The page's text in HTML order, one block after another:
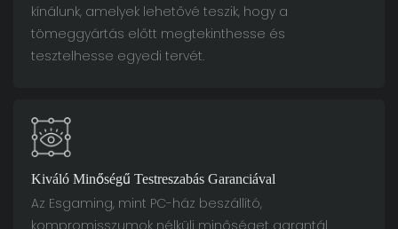
kínálunk, amelyek lehetővé teszik, hogy a
tömeggyártás előtt megtekinthesse és
tesztelhesse egyedi tervét.
Kiváló Minőségű Testreszabás Garanciával
Az Esgaming, mint PC-ház beszállító,
kompromisszumok nélküli minőséget garantál